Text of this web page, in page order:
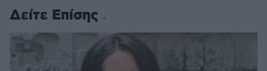
Δείτε Επίσης